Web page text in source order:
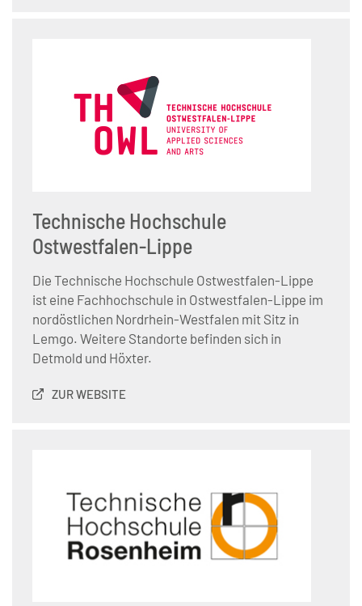
Technische Hochschule
Ostwestfalen-Lippe
Die Technische Hochschule Ostwestfalen-Lippe
ist eine Fachhochschule in Ostwestfalen-Lippe im
nordöstlichen Nordrhein-Westfalen mit Sitz in
Lemgo. Weitere Standorte befinden sich in
Detmold und Höxter.
ZUR WEBSITE